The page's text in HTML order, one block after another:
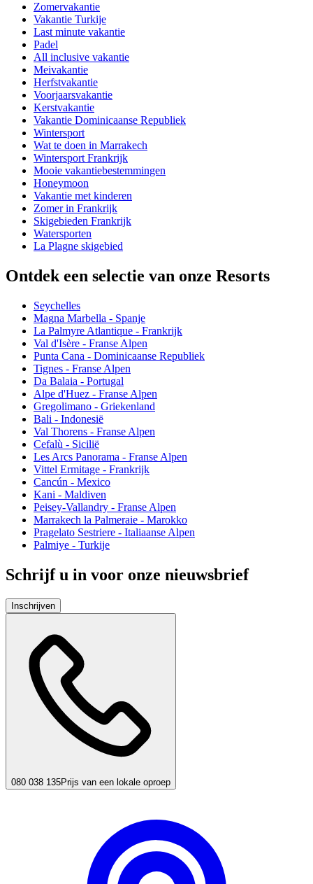
Zomervakantie
Vakantie Turkije
Last minute vakantie
Padel
All inclusive vakantie
Meivakantie
Herfstvakantie
Voorjaarsvakantie
Kerstvakantie
Vakantie Dominicaanse Republiek
Wintersport
Wat te doen in Marrakech
Wintersport Frankrijk
Mooie vakantiebestemmingen
Honeymoon
Vakantie met kinderen
Zomer in Frankrijk
Skigebieden Frankrijk
Watersporten
La Plagne skigebied
Ontdek een selectie van onze Resorts
Seychelles
Magna Marbella - Spanje
La Palmyre Atlantique - Frankrijk
Val d'Isère - Franse Alpen
Punta Cana - Dominicaanse Republiek
Tignes - Franse Alpen
Da Balaia - Portugal
Alpe d'Huez - Franse Alpen
Gregolimano - Griekenland
Bali - Indonesië
Val Thorens - Franse Alpen
Cefalù - Sicilië
Les Arcs Panorama - Franse Alpen
Vittel Ermitage - Frankrijk
Cancún - Mexico
Kani - Maldiven
Peisey-Vallandry - Franse Alpen
Marrakech la Palmeraie - Marokko
Pragelato Sestriere - Italiaanse Alpen
Palmiye - Turkije
Schrijf u in voor onze nieuwsbrief
Inschrijven
080 038 135Prijs van een lokale oproep